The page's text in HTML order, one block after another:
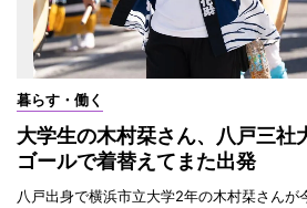
暮らす・働く
大学生の木村栞さん、八戸三
ゴールで着替えてまた出発
八戸出身で横浜市立大学2年の木村栞さんが